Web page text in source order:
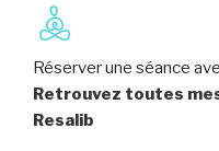
Réserver une séance
Retrouvez toutes
Resalib